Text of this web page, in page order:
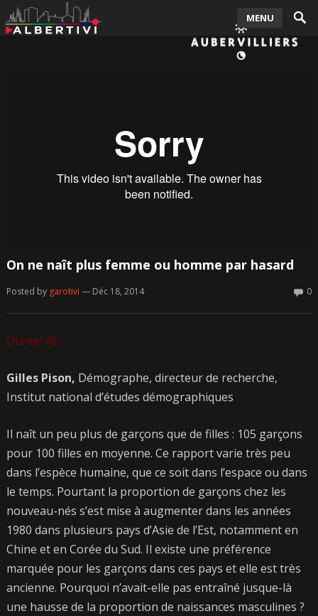
MENU
On ne naît plus femme ou homme par hasard
Posted by garotivi — Déc 18, 2014 0
Durée: 45′
Gilles Pison, Démographe, directeur de recherche,
Institut national d’études démographiques
Il naît un peu plus de garçons que de filles : 105 garçons
pour 100 filles en moyenne. Ce rapport varie très peu
dans l’espèce humaine, que ce soit dans l’espace ou dans
le temps. Pourtant la proportion de garçons chez les
nouveau-nés s’est mise à augmenter dans les années
1980 dans plusieurs pays d’Asie de l’Est, notamment en
Chine et en Corée du Sud. Il existe une préférence
marquée pour les garçons dans ces pays et elle est très
ancienne. Pourquoi n’avait-elle pas entraîné jusque-là
une hausse de la proportion de naissances masculines ?